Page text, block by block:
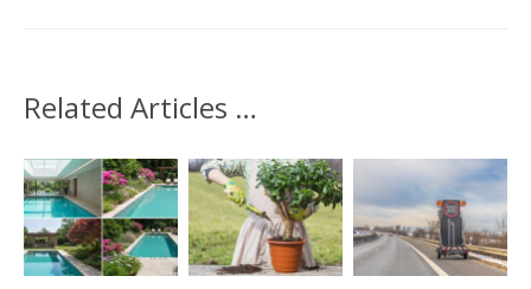
Related Articles …